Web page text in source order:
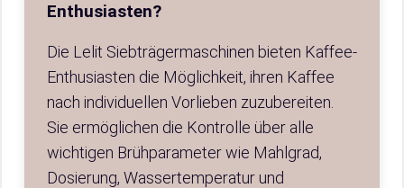
Enthusiasten?
Die Lelit Siebträgermaschinen bieten Kaffee-
Enthusiasten die Möglichkeit, ihren Kaffee
nach individuellen Vorlieben zuzubereiten.
Sie ermöglichen die Kontrolle über alle
wichtigen Brühparameter wie Mahlgrad,
Dosierung, Wassertemperatur und